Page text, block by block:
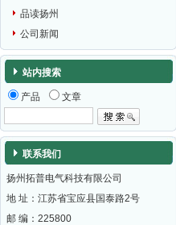
品读扬州
公司新闻
站内搜索
产品 文章
联系我们
扬州拓普电气科技有限公司
地 址：江苏省宝应县国泰路2号
邮 编： 225800